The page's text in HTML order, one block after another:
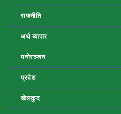
राजनीति
अर्थ ब्यापार
मनोरञ्जन
प्रदेश
खेलकुद